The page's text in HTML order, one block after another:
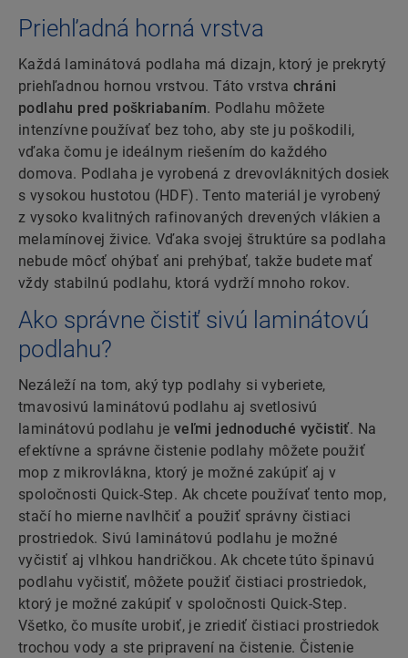
Priehľadná horná vrstva
Každá laminátová podlaha má dizajn, ktorý je prekrytý
priehľadnou hornou vrstvou. Táto vrstva chráni
podlahu pred poškriabaním. Podlahu môžete
intenzívne používať bez toho, aby ste ju poškodili,
vďaka čomu je ideálnym riešením do každého
domova. Podlaha je vyrobená z drevovláknitých dosiek
s vysokou hustotou (HDF). Tento materiál je vyrobený
z vysoko kvalitných rafinovaných drevených vlákien a
melamínovej živice. Vďaka svojej štruktúre sa podlaha
nebude môcť ohýbať ani prehýbať, takže budete mať
vždy stabilnú podlahu, ktorá vydrží mnoho rokov.
Ako správne čistiť sivú laminátovú
podlahu?
Nezáleží na tom, aký typ podlahy si vyberiete,
tmavosivú laminátovú podlahu aj svetlosivú
laminátovú podlahu je veľmi jednoduché vyčistiť. Na
efektívne a správne čistenie podlahy môžete použiť
mop z mikrovlákna, ktorý je možné zakúpiť aj v
spoločnosti Quick-Step. Ak chcete používať tento mop,
stačí ho mierne navlhčiť a použiť správny čistiaci
prostriedok. Sivú laminátovú podlahu je možné
vyčistiť aj vlhkou handričkou. Ak chcete túto špinavú
podlahu vyčistiť, môžete použiť čistiaci prostriedok,
ktorý je možné zakúpiť v spoločnosti Quick-Step.
Všetko, čo musíte urobiť, je zriediť čistiaci prostriedok
trochou vody a ste pripravení na čistenie. Čistenie